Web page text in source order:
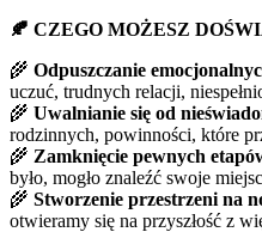
🍂 CZEGO MOŻESZ
🌾 Odpuszczanie
uczuć, trudnych relacji,
🌾 Uwalnianie się od
rodzinnych, powinności, które
🌾 Zamknięcie pewnych
było, mogło znaleźć swoje
🌾 Stworzenie przestrzeni na
otwieramy się na przyszłość z